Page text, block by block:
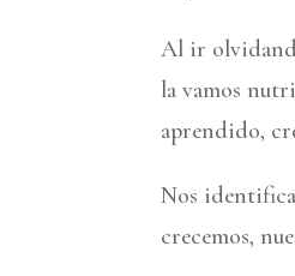
Al ir
la vamos
aprendido,
Nos
crecemos,